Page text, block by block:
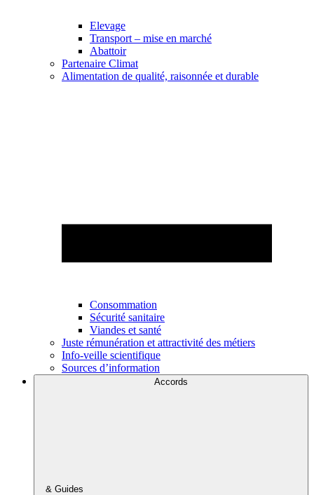
Elevage
Transport – mise en marché
Abattoir
Partenaire Climat
Alimentation de qualité, raisonnée et durable
Consommation
Sécurité sanitaire
Viandes et santé
Juste rémunération et attractivité des métiers
Info-veille scientifique
Sources d’information
Accords
& Guides